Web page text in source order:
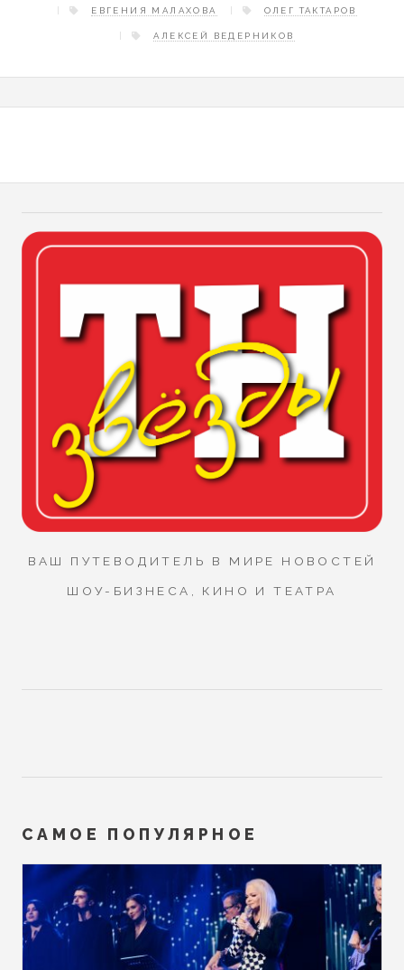
ЕВГЕНИЯ МАЛАХОВА ОЛЕГ ТАКТАРОВ
АЛЕКСЕЙ ВЕДЕРНИКОВ
ВАШ ПУТЕВОДИТЕЛЬ В МИРЕ НОВОСТЕЙ
ШОУ-БИЗНЕСА, КИНО И ТЕАТРА
САМОЕ ПОПУЛЯРНОЕ